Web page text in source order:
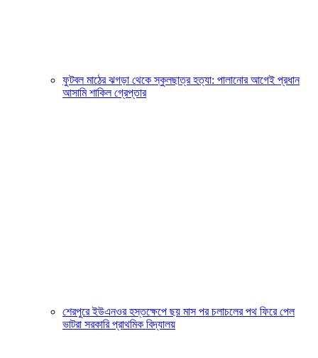
ফুটবল মাঠের ঝগড়া থেকে স্কুলছাত্র হত্যা: পালানোর আগেই প্রধান
আসামি শাকিল গ্রেপ্তার
শেরপুরে ইউএনওর হস্তক্ষেপে ছয় মাস পর চলাচলের পথ ফিরে পেল
ভাটরা সরকারি প্রাথমিক বিদ্যালয়